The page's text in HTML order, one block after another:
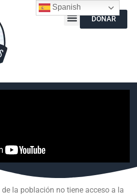
DONAR
de la población no tiene acceso a la
Spanish